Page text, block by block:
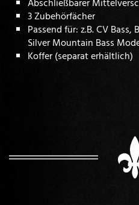
3 Zubehörfächer
Passend für: z.B. CV Bass,
Silver Mountain Bass
Koffer (separat erhältlich)